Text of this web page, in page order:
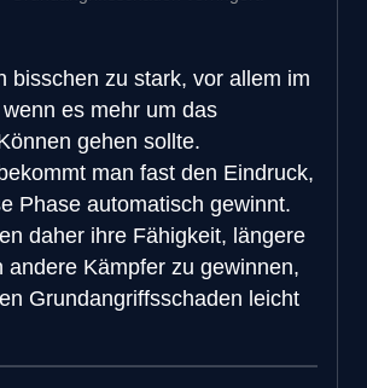
bisschen zu stark, vor allem im
es mehr um das
gehen sollte.
man fast den Eindruck,
Phase automatisch gewinnt.
daher ihre Fähigkeit, längere
andere Kämpfer zu gewinnen,
Grundangriffsschaden leicht